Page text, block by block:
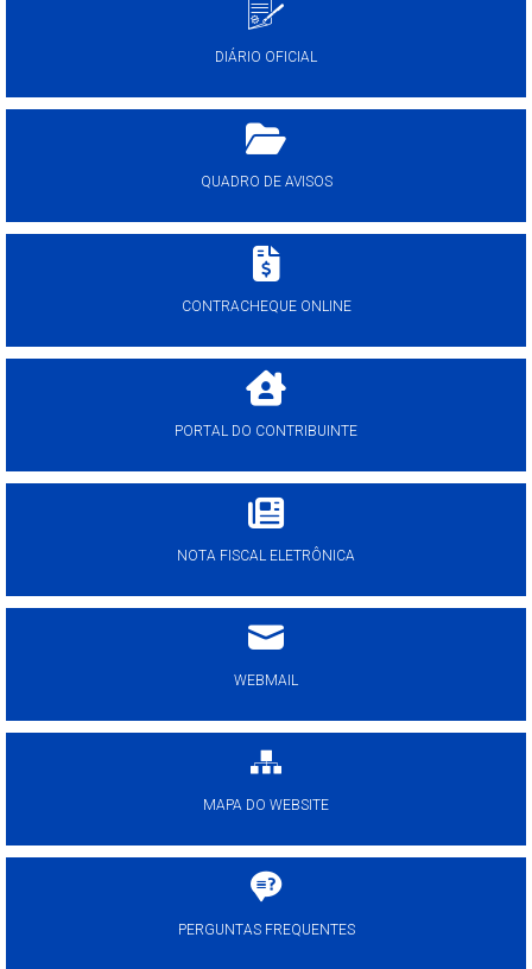
DIÁRIO OFICIAL
QUADRO DE AVISOS
CONTRACHEQUE ONLINE
PORTAL DO CONTRIBUINTE
NOTA FISCAL ELETRÔNICA
WEBMAIL
MAPA DO WEBSITE
PERGUNTAS FREQUENTES